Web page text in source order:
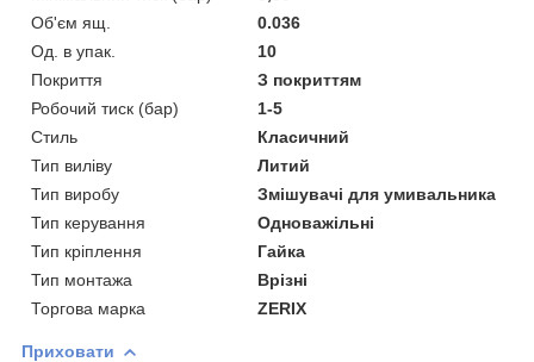
Об'єм ящ.
0.036
Од. в упак.
10
Покриття
З покриттям
Робочий тиск (бар)
1-5
Стиль
Класичний
Тип виліву
Литий
Тип виробу
Змішувачі для умивальника
Тип керування
Одноважільні
Тип кріплення
Гайка
Тип монтажа
Врізні
Торгова марка
ZERIX
Приховати